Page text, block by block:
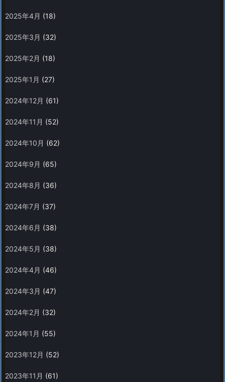
2025年4月 (18)
2025年3月 (32)
2025年2月 (18)
2025年1月 (27)
2024年12月 (61)
2024年11月 (52)
2024年10月 (62)
2024年9月 (65)
2024年8月 (36)
2024年7月 (37)
2024年6月 (38)
2024年5月 (38)
2024年4月 (46)
2024年3月 (47)
2024年2月 (32)
2024年1月 (55)
2023年12月 (52)
2023年11月 (61)